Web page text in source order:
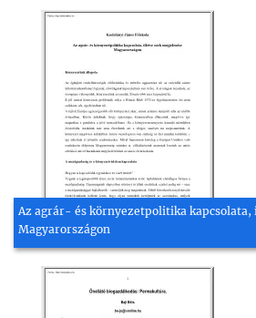
Az agrár- és környezetpolitika kapcsolata,
Magyarországon